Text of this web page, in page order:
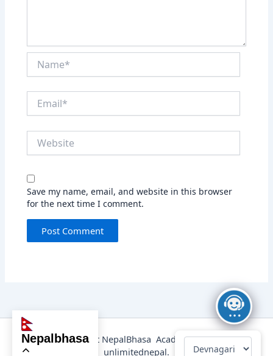
Save my name, email, and website in this browser
for the next time I comment.
@2025 Copyright NepalBhasa Academy Powered by
unlimitednepal.
nepalbhasa